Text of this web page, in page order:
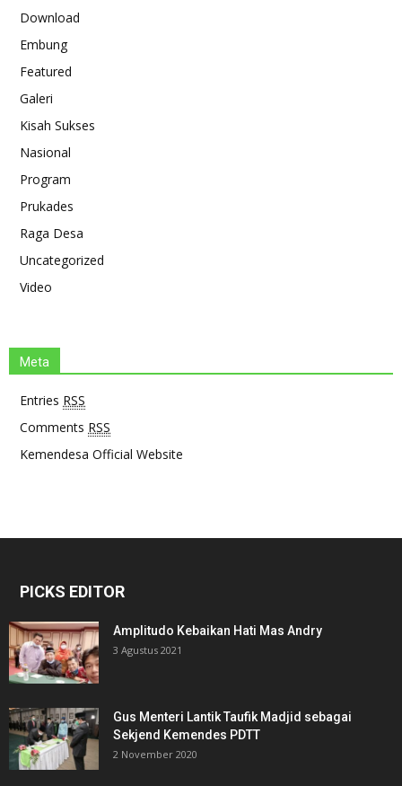
Download
Embung
Featured
Galeri
Kisah Sukses
Nasional
Program
Prukades
Raga Desa
Uncategorized
Video
Meta
Entries RSS
Comments RSS
Kemendesa Official Website
PICKS EDITOR
Amplitudo Kebaikan Hati Mas Andry
3 Agustus 2021
Gus Menteri Lantik Taufik Madjid sebagai
Sekjend Kemendes PDTT
2 November 2020